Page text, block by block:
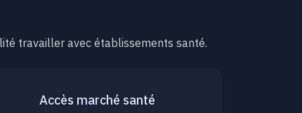
travailler avec établissements santé.
Accès marché santé